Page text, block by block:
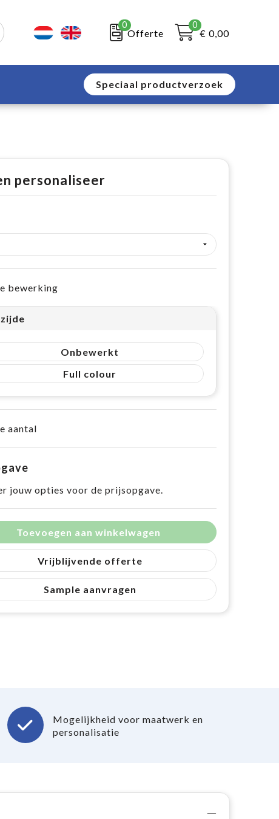
0
Offerte
0
€ 0,00
Speciaal productverzoek
personaliseer
bewerking
Onbewerkt
Full colour
aantal
jouw opties voor de prijsopgave.
Toevoegen aan winkelwagen
Vrijblijvende offerte
Sample aanvragen
Mogelijkheid voor maatwerk en
personalisatie